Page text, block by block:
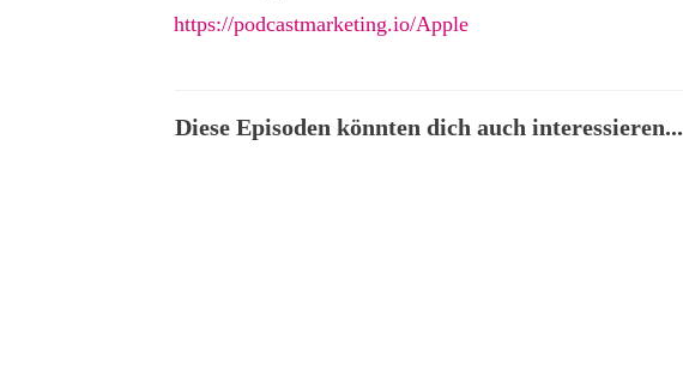
https://podcastmarketing.io/Apple
Diese Episoden könnten dich auch interessieren...